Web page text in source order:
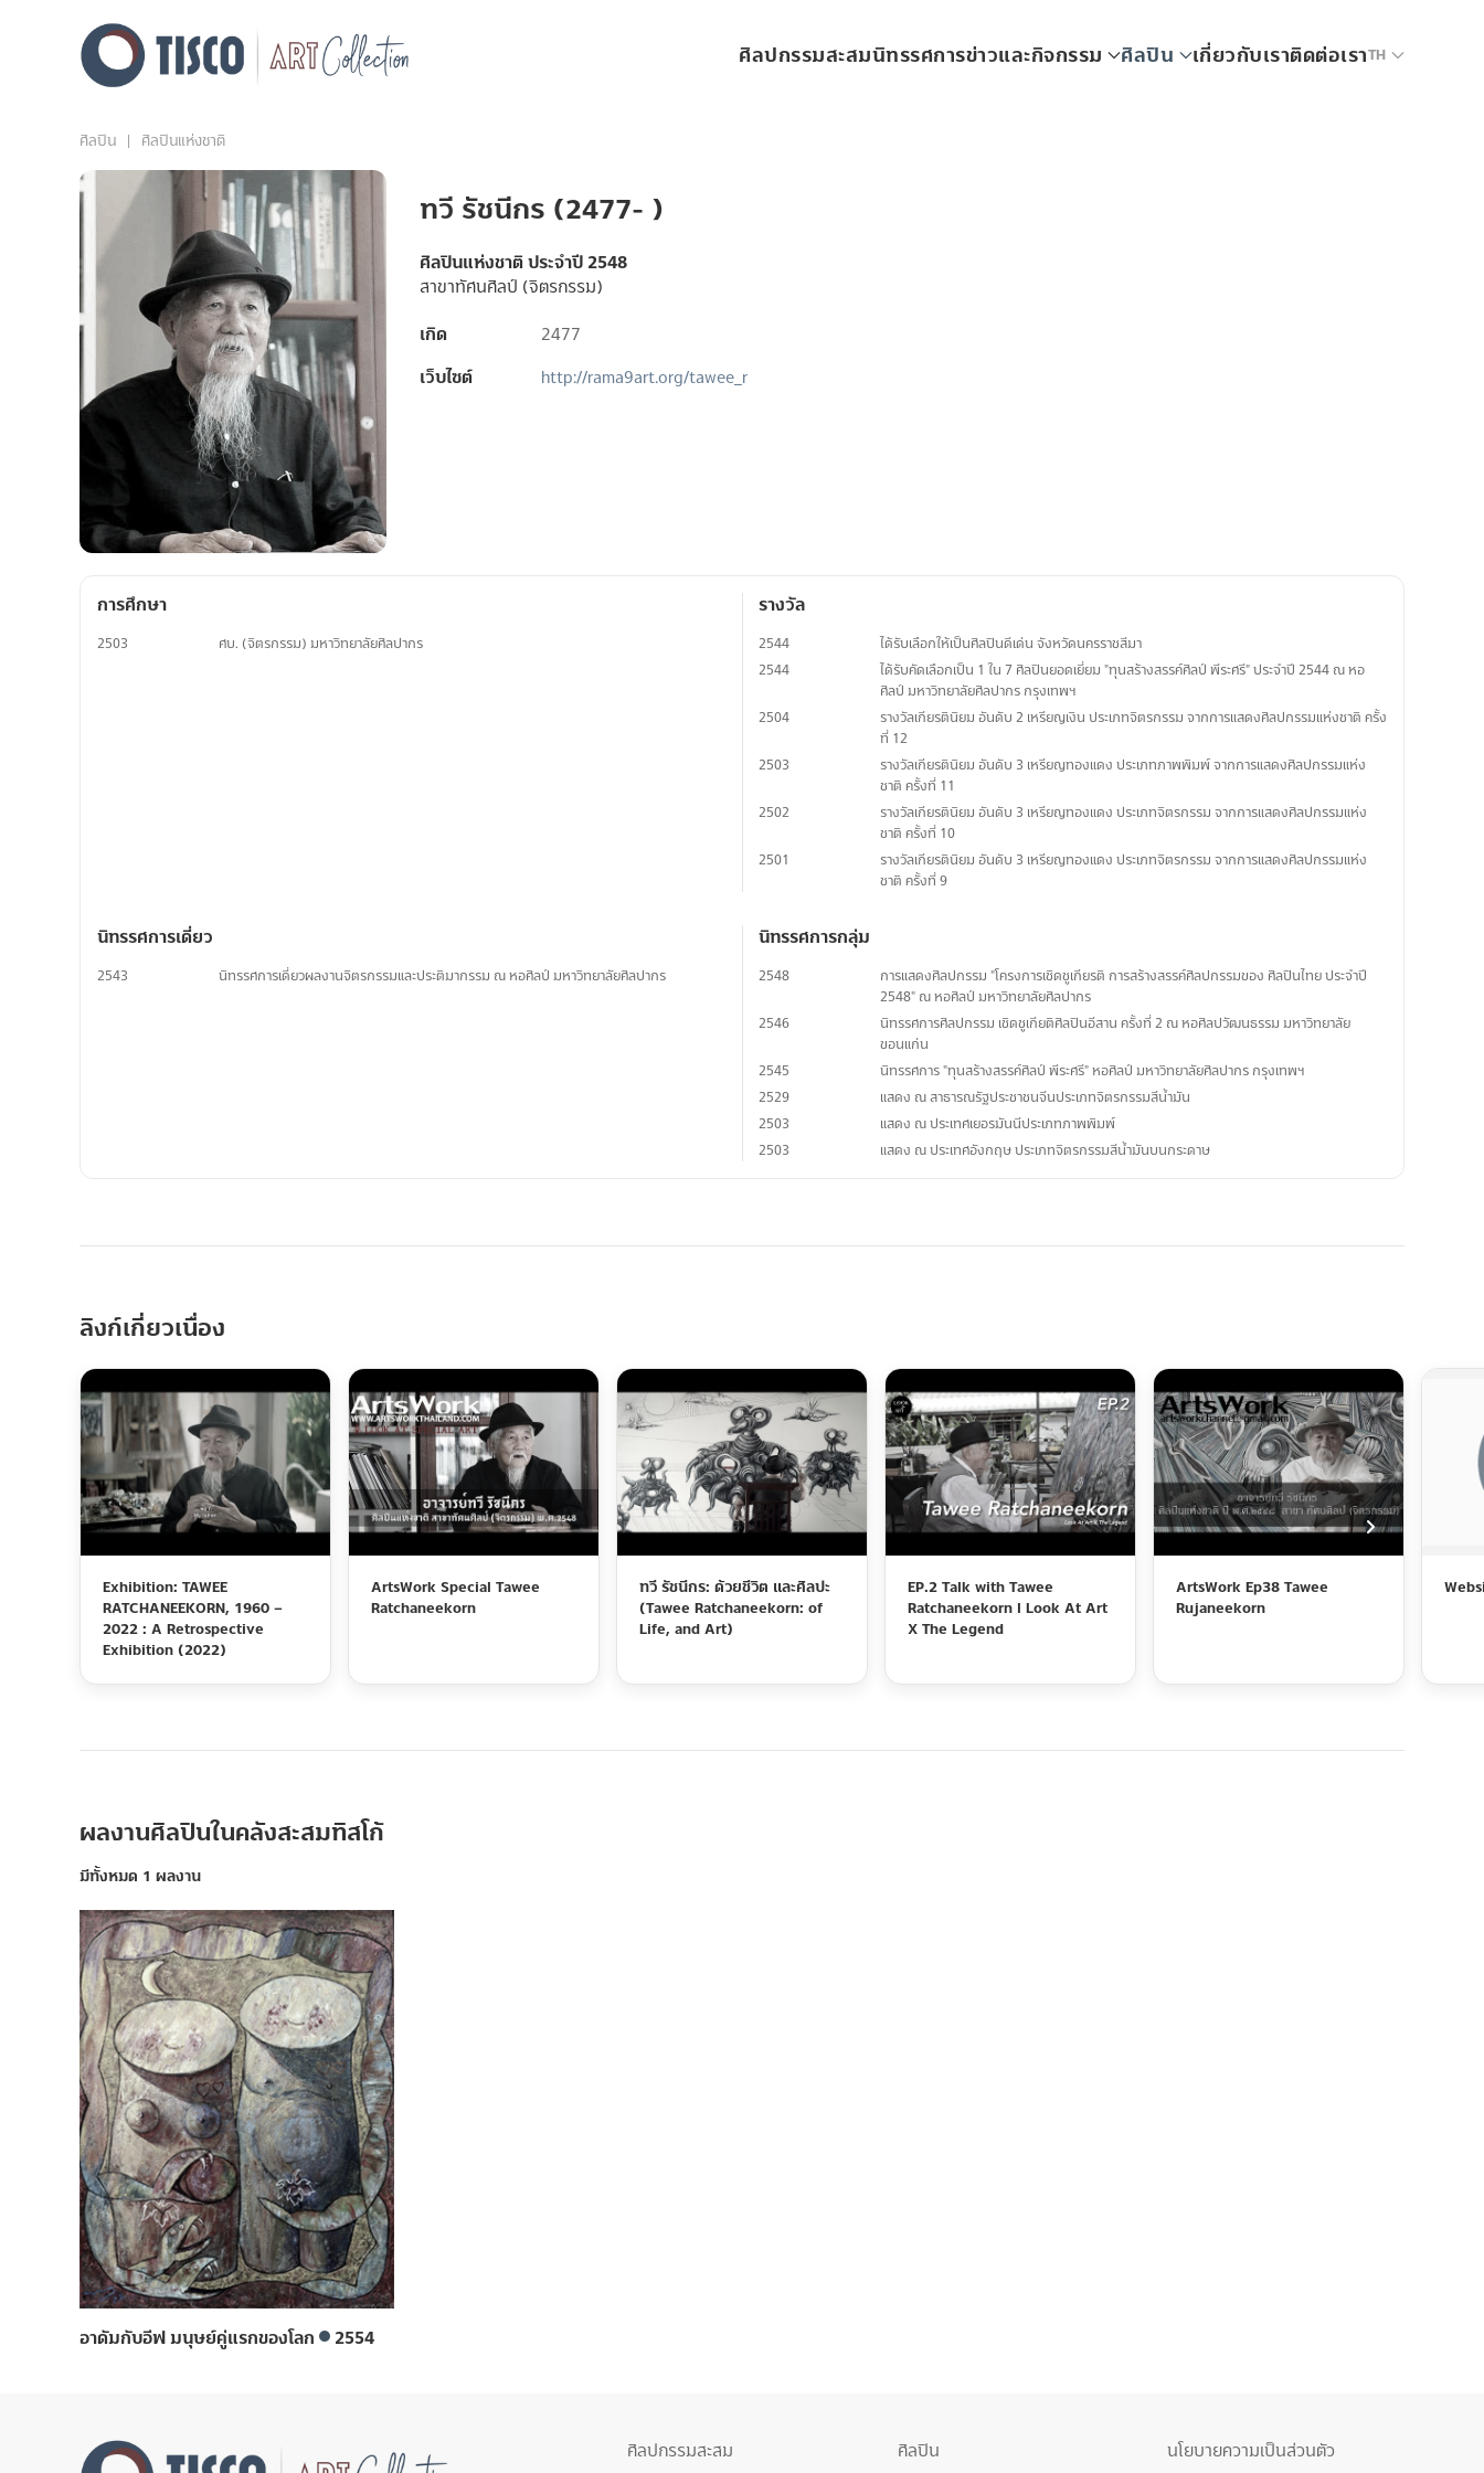
ศิลปกรรมสะสมนิทรรศการข่าวและกิจกรรม ศิลปิน เกี่ยวกับเราติดต่อเราTH
ศิลปิน ศิลปินแห่งชาติ
ทวี รัชนีกร (2477- )
ศิลปินแห่งชาติ ประจำปี 2548
สาขาทัศนศิลป์ (จิตรกรรม)
เกิด
2477
เว็บไซต์
http://rama9art.org/tawee_r
การศึกษา
2503 ศบ. (จิตรกรรม) มหาวิทยาลัยศิลปากร
รางวัล
2544
ได้รับเลือกให้เป็นศิลปินดีเด่น จังหวัดนครราชสีมา
2544
ได้รับคัดเลือกเป็น 1 ใน 7 ศิลปินยอดเยี่ยม "ทุนสร้างสรรค์ศิลป์ พีระศรี" ประจำปี 2544 ณ หอ
ศิลป์ มหาวิทยาลัยศิลปากร กรุงเทพฯ
2504
รางวัลเกียรตินิยม อันดับ 2 เหรียญเงิน ประเภทจิตรกรรม จากการแสดงศิลปกรรมแห่งชาติ ครั้ง
ที่ 12
2503
รางวัลเกียรตินิยม อันดับ 3 เหรียญทองแดง ประเภทภาพพิมพ์ จากการแสดงศิลปกรรมแห่ง
ชาติ ครั้งที่ 11
2502
รางวัลเกียรตินิยม อันดับ 3 เหรียญทองแดง ประเภทจิตรกรรม จากการแสดงศิลปกรรมแห่ง
ชาติ ครั้งที่ 10
2501
รางวัลเกียรตินิยม อันดับ 3 เหรียญทองแดง ประเภทจิตรกรรม จากการแสดงศิลปกรรมแห่ง
ชาติ ครั้งที่ 9
นิทรรศการเดี่ยว
2543 นิทรรศการเดี่ยวผลงานจิตรกรรมและประติมากรรม ณ หอศิลป์ มหาวิทยาลัยศิลปากร
นิทรรศการกลุ่ม
2548
การแสดงศิลปกรรม "โครงการเชิดชูเกียรติ การสร้างสรรค์ศิลปกรรมของ ศิลปินไทย ประจำปี
2548" ณ หอศิลป์ มหาวิทยาลัยศิลปากร
2546
นิทรรศการศิลปกรรม เชิดชูเกียติศิลปินอีสาน ครั้งที่ 2 ณ หอศิลปวัฒนธรรม มหาวิทยาลัย
ขอนแก่น
2545
นิทรรศการ "ทุนสร้างสรรค์ศิลป์ พีระศรี" หอศิลป์ มหาวิทยาลัยศิลปากร กรุงเทพฯ
2529
แสดง ณ สาธารณรัฐประชาชนจีนประเภทจิตรกรรมสีน้ำมัน
2503
แสดง ณ ประเทศเยอรมันนีประเภทภาพพิมพ์
2503
แสดง ณ ประเทศอังกฤษ ประเภทจิตรกรรมสีน้ำมันบนกระดาษ
ลิงก์เกี่ยวเนื่อง
Exhibition: TAWEE
RATCHANEEKORN, 1960 –
2022 : A Retrospective
Exhibition (2022)
ArtsWork Special Tawee
Ratchaneekorn
ทวี รัชนีกร: ด้วยชีวิต และศิลปะ
(Tawee Ratchaneekorn: of
Life, and Art)
EP.2 Talk with Tawee
Ratchaneekorn l Look At Art
X The Legend
ArtsWork Ep38 Tawee
Rujaneekorn
ผลงานศิลปินในคลังสะสมทิสโก้
มีทั้งหมด 1 ผลงาน
อาดัมกับอีฟ มนุษย์คู่แรกของโลก 2554
ศิลปกรรมสะสม ศิลปิน นโยบายความเป็นส่วนตัว